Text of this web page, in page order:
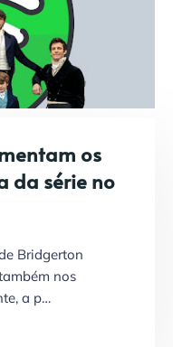
os
da série no
Bridgerton
nos
a p…